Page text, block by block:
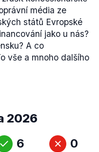
média ze
států Evropské
jako u nás?
A co
vše a mnoho dalšího
2026
6
0